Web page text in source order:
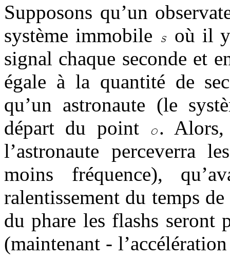
Supposons qu’un
système immobile
où il
signal chaque seconde et
égale à la quantité de
qu’un astronaute (le
départ du point
.
l’astronaute perceverra
moins fréquence),
ralentissement du temps
du phare les flashs seront
(maintenant -